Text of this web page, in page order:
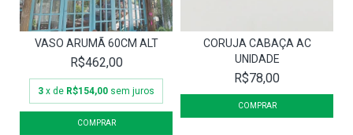
VASO ARUMÃ 60CM ALT
R$462,00
3 x de R$154,00 sem juros
CORUJA CABAÇA AC
UNIDADE
R$78,00